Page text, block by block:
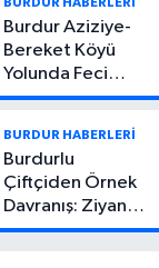
Burdur Aziziye-
Bereket Köyü
Yolunda Feci
Kaza: 1 Ölü, 2
BURDUR HABERLERİ
Burdurlu
Çiftçiden Örnek
Davranış: Ziyan
Olmasın Diye